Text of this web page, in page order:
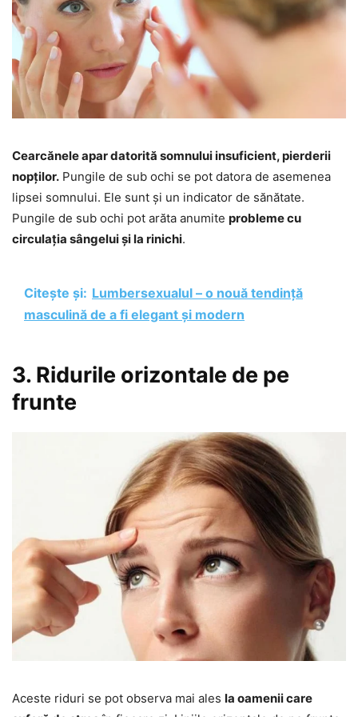
Cearcănele apar datorită somnului insuficient, pierderii
nopților. Pungile de sub ochi se pot datora de asemenea
lipsei somnului. Ele sunt și un indicator de sănătate.
Pungile de sub ochi pot arăta anumite probleme cu
circulația sângelui și la rinichi.
Citește și: Lumbersexualul – o nouă tendință
masculină de a fi elegant și modern
3. Ridurile orizontale de pe
frunte
Aceste riduri se pot observa mai ales la oamenii care